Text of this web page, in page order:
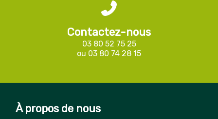
Contactez-nous
03 80 52 75 25
ou 03 80 74 28 15
À propos de nous